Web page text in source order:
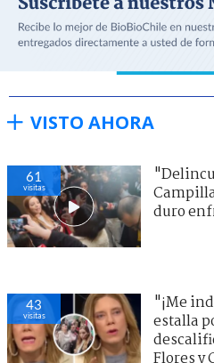
VISTO AHORA
61
visitas
duro
43
visitas
"¡Me
estalla